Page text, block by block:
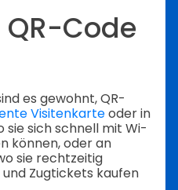
Code
es gewohnt, QR-
Visitenkarteoder in
sie sich schnell mit Wi-
können, oder an
sie rechtzeitig
Zugtickets kaufen